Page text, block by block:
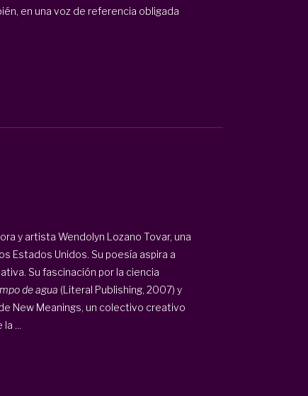
en una voz de referencia obligada
y artista Wendolyn Lozano Tovar, una
Estados Unidos. Su poesía aspira a
Su fascinación por la ciencia
de agua (Literal Publishing, 2007) y
New Meanings, un colectivo creativo
...